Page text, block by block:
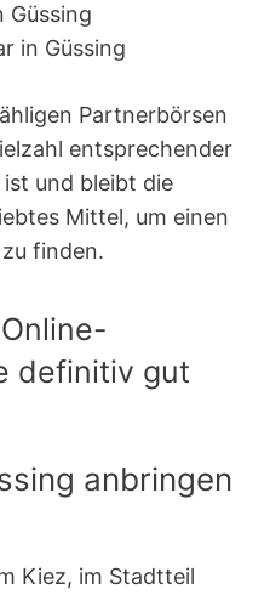
Güssing
in Güssing
Partnerbörsen
entsprechender
und bleibt die
Mittel, um einen
finden.
definitiv gut
anbringen
Kiez, im Stadtteil